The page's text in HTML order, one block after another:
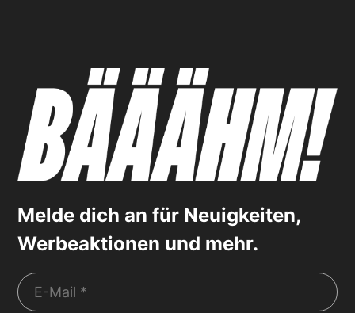
Melde dich an für Neuigkeiten,
Werbeaktionen und mehr.